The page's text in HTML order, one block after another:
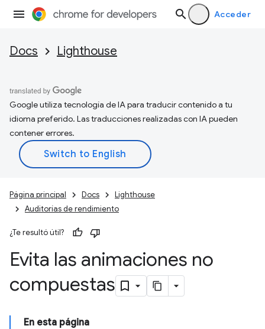
Acceder
Docs Lighthouse
Google utiliza tecnología de IA para traducir contenido a tu
idioma preferido. Las traducciones realizadas con IA pueden
contener errores.
Página principal Docs
Lighthouse
Auditorías de rendimiento
¿Te resultó útil?
Evita las animaciones no
compuestas
En esta página